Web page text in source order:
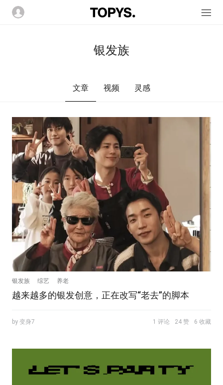
银发族
文章 视频 灵感
银发族 综艺 养老
越来越多的银发创意，正在改写“老去”的脚本
by 变身7 1 评论 24 赞 6 收藏